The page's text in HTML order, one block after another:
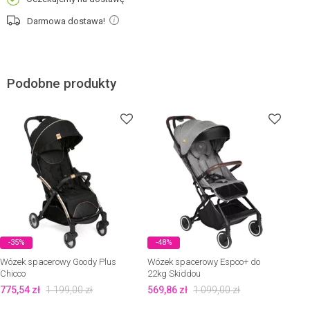
Darmowa dostawa!
Podobne produkty
-35%
Wózek spacerowy Goody Plus
Chicco
775,54 zł 1 199,00zł
-48%
Wózek spacerowy Espoo+ do
22kg Skiddou
569,86 zł 1 099,00zł